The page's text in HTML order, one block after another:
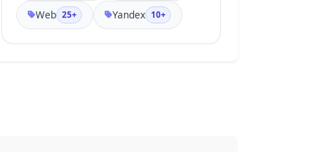
123l276 47c32 0 103-27 168-50 65-
20 110-22 110-22s44 0 110 22 136
50 168 50c33 0 275-47 275-47 90-
Web 25+ Yandex 10+